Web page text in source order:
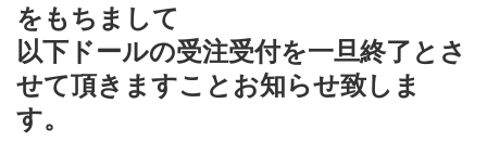
をもちまして
以下ドールの受注受付を一旦終了とさ
せて頂きますことお知らせ致しま
す。